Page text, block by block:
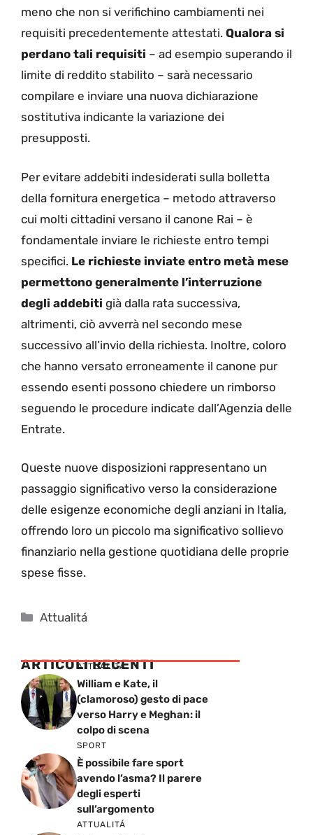
meno che non si verifichino cambiamenti nei
requisiti precedentemente attestati. Qualora si
perdano tali requisiti – ad esempio superando il
limite di reddito stabilito – sarà necessario
compilare e inviare una nuova dichiarazione
sostitutiva indicante la variazione dei
presupposti.
Per evitare addebiti indesiderati sulla bolletta
della fornitura energetica – metodo attraverso
cui molti cittadini versano il canone Rai – è
fondamentale inviare le richieste entro tempi
specifici. Le richieste inviate entro metà mese
permettono generalmente l’interruzione
degli addebiti già dalla rata successiva,
altrimenti, ciò avverrà nel secondo mese
successivo all’invio della richiesta. Inoltre, coloro
che hanno versato erroneamente il canone pur
essendo esenti possono chiedere un rimborso
seguendo le procedure indicate dall’Agenzia delle
Entrate.
Queste nuove disposizioni rappresentano un
passaggio significativo verso la considerazione
delle esigenze economiche degli anziani in Italia,
offrendo loro un piccolo ma significativo sollievo
finanziario nella gestione quotidiana delle proprie
spese fisse.
Categorie
Attualitá
ARTICOLI RECENTI
ATTUALITÁ
William e Kate, il
(clamoroso) gesto di pace
verso Harry e Meghan: il
colpo di scena
SPORT
È possibile fare sport
avendo l’asma? Il parere
degli esperti
sull’argomento
ATTUALITÁ